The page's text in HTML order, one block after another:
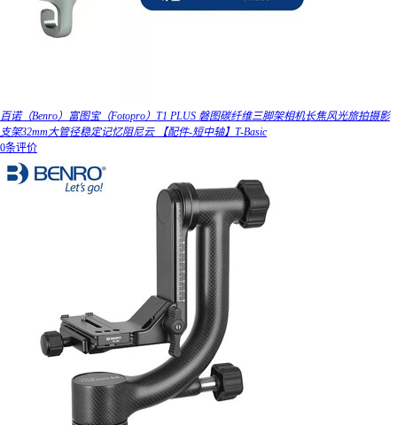
百诺（Benro）富图宝（Fotopro）T1 PLUS 磐图碳纤维三脚架相机长焦风光旅拍摄影
支架32mm大管径稳定记忆阻尼云 【配件-短中轴】T-Basic
0条评价